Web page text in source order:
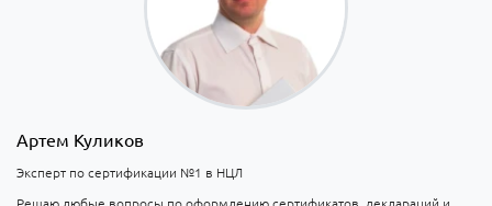
Артем Куликов
Эксперт по сертификации №1 в НЦЛ
Решаю любые вопросы по оформлению сертификатов, деклараций и